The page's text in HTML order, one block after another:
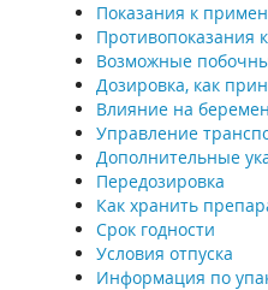
Показания к
Противопоказания
Возможные
Дозировка, как
Влияние на
Управление
Дополнительные
Передозировка
Как хранить
Срок годности
Условия отпуска
Информация по